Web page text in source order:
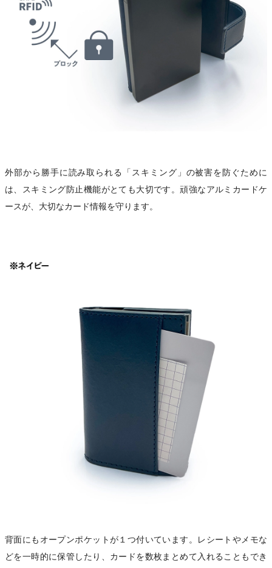
外部から勝手に読み取られる「スキミング」の被害を防ぐために
は、スキミング防止機能がとても大切です。頑強なアルミカードケ
ースが、大切なカード情報を守ります。
背面にもオープンポケットが１つ付いています。レシートやメモな
どを一時的に保管したり、カードを数枚まとめて入れることもでき